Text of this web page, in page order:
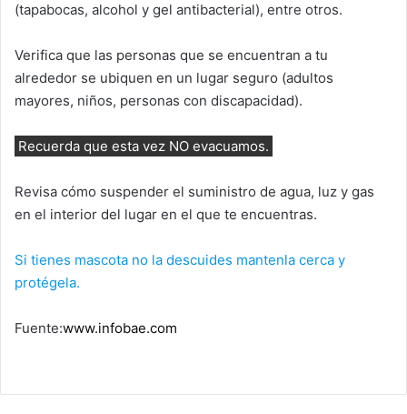
(tapabocas, alcohol y gel antibacterial), entre otros.
Verifica que las personas que se encuentran a tu
alrededor se ubiquen en un lugar seguro (adultos
mayores, niños, personas con discapacidad).
Recuerda que esta vez NO evacuamos.
Revisa cómo suspender el suministro de agua, luz y gas
en el interior del lugar en el que te encuentras.
Si tienes mascota no la descuides mantenla cerca y
protégela.
Fuente:www.infobae.com